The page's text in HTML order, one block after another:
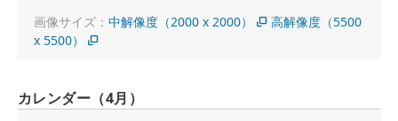
画像サイズ： 中解像度（2000 x 2000）
高解像度（5500
x 5500）
カレンダー（4月）